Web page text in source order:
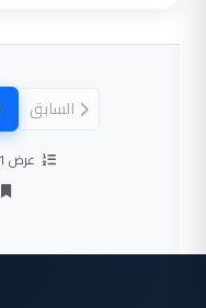
السابق
عرض 1 إلى 24 من أصل